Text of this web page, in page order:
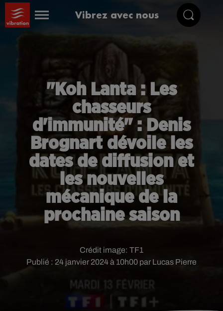
Vibrez avec nous
"Koh Lanta : Les
chasseurs
d'immunité" : Denis
Brognart dévoile les
dates de diffusion et
les nouvelles
mécanique de la
prochaine saison
Publié : 24 janvier 2024 à 10h00 par Lucas Pierre
Crédit image: TF1